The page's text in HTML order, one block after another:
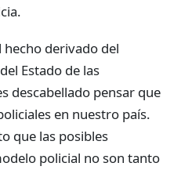
hecho derivado del
Estado de las
descabellado pensar que
en nuestro país.
que las posibles
policial no son tanto